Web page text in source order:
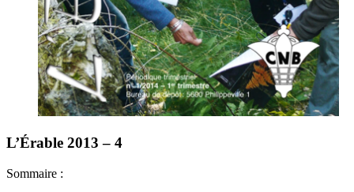
L’Érable 2013 – 4
Sommaire :